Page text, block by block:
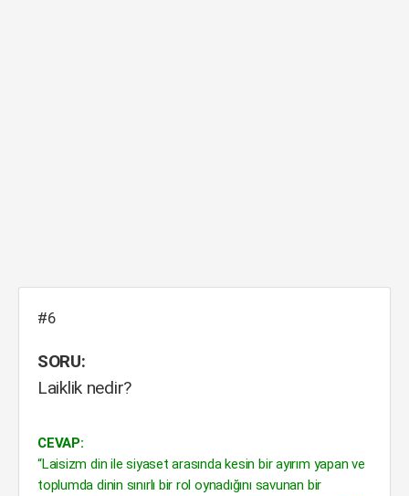
#6
SORU:
Laiklik nedir?
CEVAP:
“Laisizm din ile siyaset arasında kesin bir ayırım yapan ve
toplumda dinin sınırlı bir rol oynadığını savunan bir